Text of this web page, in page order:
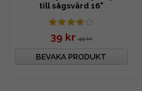
till sågsvärd 16"
39 kr 49 kr
BEVAKA PRODUKT